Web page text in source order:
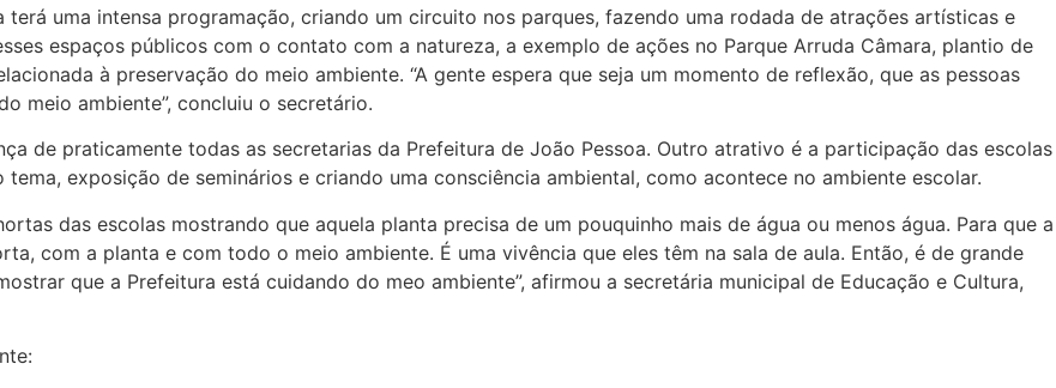
uma intensa programação, criando um circuito nos parques, fazendo uma rodada de atrações artísticas e
espaços públicos com o contato com a natureza, a exemplo de ações no Parque Arruda Câmara, plantio de
à preservação do meio ambiente. “A gente espera que seja um momento de reflexão, que as pessoas
meio ambiente”, concluiu o secretário.
de praticamente todas as secretarias da Prefeitura de João Pessoa. Outro atrativo é a participação das escolas
exposição de seminários e criando uma consciência ambiental, como acontece no ambiente escolar.
das escolas mostrando que aquela planta precisa de um pouquinho mais de água ou menos água. Para que a
com a planta e com todo o meio ambiente. É uma vivência que eles têm na sala de aula. Então, é de grande
que a Prefeitura está cuidando do meo ambiente”, afirmou a secretária municipal de Educação e Cultura,